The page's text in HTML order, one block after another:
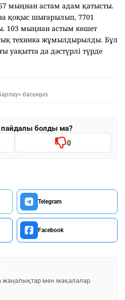
мыңнан астам адам қатысты.
қоқыс шығарылып, 7701
103 мыңнан астым көшет
техника жұмылдырылды. Бұл
уақытта да дәстүрлі түрде
басыңыз
болды ма?
0
Telegram
Facebook
мен мақалалар